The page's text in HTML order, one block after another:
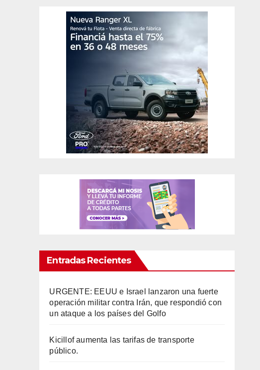
Entradas Recientes
URGENTE: EEUU e Israel lanzaron una fuerte
operación militar contra Irán, que respondió con
un ataque a los países del Golfo
Kicillof aumenta las tarifas de transporte
público.